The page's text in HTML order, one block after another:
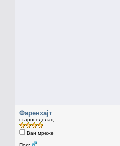
Фаренхајт
староседелац
Ван мреже
Пол: